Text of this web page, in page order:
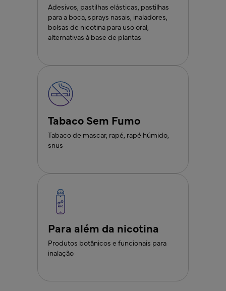
Adesivos, pastilhas elásticas, pastilhas
para a boca, sprays nasais, inaladores,
bolsas de nicotina para uso oral,
alternativas à base de plantas
Tabaco Sem Fumo
Tabaco de mascar, rapé, rapé húmido,
snus
Para além da nicotina
Produtos botânicos e funcionais para
inalação